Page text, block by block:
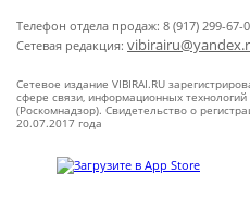
Телефон отдела продаж: 8 (917) 299-67-
Сетевая редакция:
Сетевое издание VIBIRAI.RU
сфере связи, информационных
(Роскомнадзор). Свидетельство о
20.07.2017 года